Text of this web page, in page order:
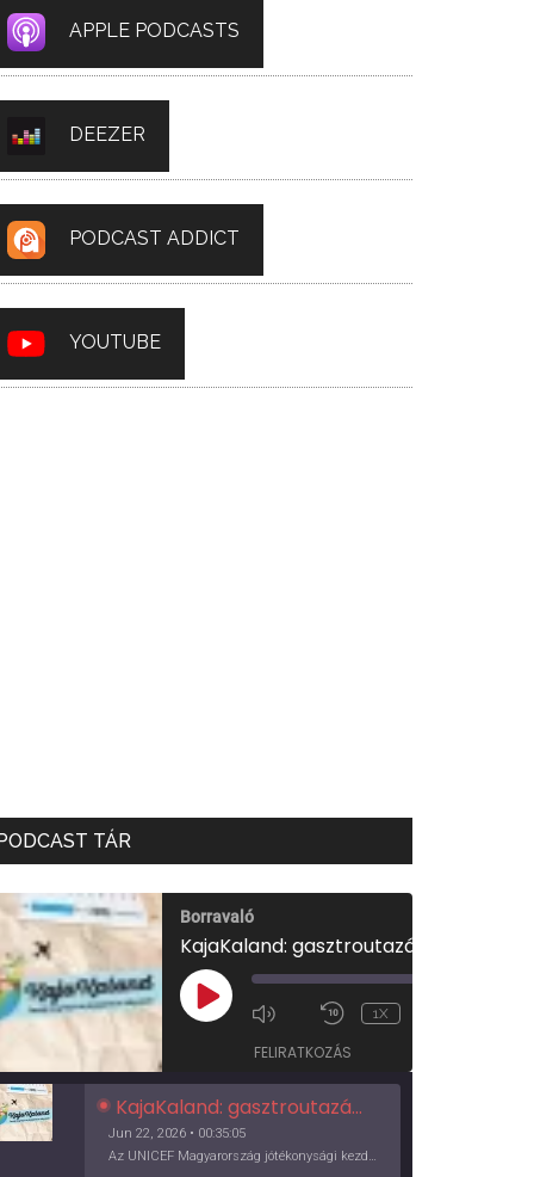
APPLE PODCASTS
DEEZER
PODCAST ADDICT
YOUTUBE
TÁR
Borravaló
PLAY
EPISODE
1X
FELIRATKOZÁS
KajaKaland: gasztroutazás a föld körül
Jun 22, 2026 • 00:35:05
Az UNICEF Magyarország jótékonysági kezdeményezése izgalmas, egész éves világkörüli ízutazásra hív, igazi családi program és gasztroedukáció, illetve segítség a rászorulóknak is egyben.